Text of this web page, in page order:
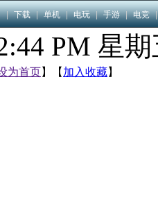
| 下载 | 单机 | 电玩 | 手游 | 电竞 |
PM 星
为首页】【 加入收藏】